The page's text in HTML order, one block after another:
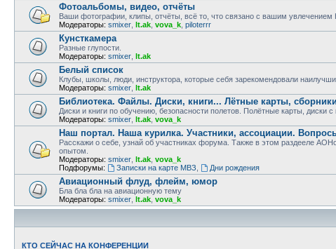
Фотоальбомы, видео, отчёты
Ваши фотографии, клипы, отчёты, всё то, что связано с вашим увлечением
Модераторы: smixer lt.ak vova_k piloterrr
Кунсткамера
Разные глупости.
Модераторы: smixer lt.ak
Белый список
Клубы, школы, люди, инструктора, которые себя зарекомендовали
Модераторы: smixer lt.ak
Библиотека. Файлы. Диски, книги... Лётные карты,
Диски и книги по обучению, безопасности полетов. Полётные карты, диски
Модераторы: smixer lt.ak vova_k
Наш портал. Наша курилка. Участники, ассоциации.
Расскажи о себе, узнай об участниках форума. Также в этом раздееле
опытом.
Модераторы: smixer lt.ak vova_k
Подфорумы:
Записки на карте МВЗ Дни рождения
Авиационный флуд, флейм, юмор
Бла бла бла на авиационную тему
Модераторы: smixer lt.ak vova_k
КТО СЕЙЧАС НА КОНФЕРЕНЦИИ